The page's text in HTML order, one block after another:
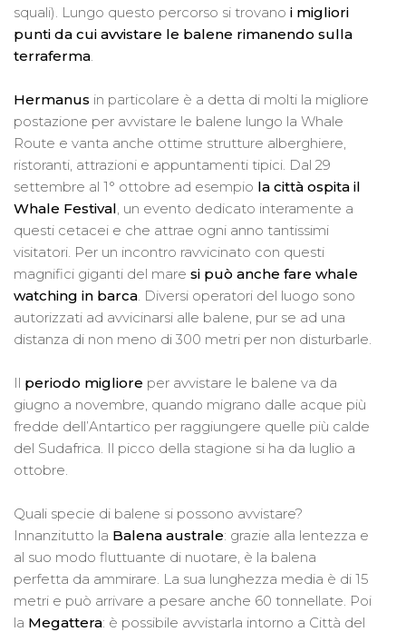
squali). Lungo questo percorso si trovano i migliori
punti da cui avvistare le balene rimanendo sulla
terraferma
Hermanus in particolare è a detta di molti la migliore
postazione per avvistare le balene lungo la Whale
Route e vanta anche ottime strutture alberghiere,
ristoranti, attrazioni e appuntamenti tipici. Dal 29
settembre al 1° ottobre ad esempio la città ospita il
Whale Festival , un evento dedicato interamente a
questi cetacei e che attrae ogni anno tantissimi
visitatori. Per un incontro ravvicinato con questi
magnifici giganti del mare si può anche fare whale
watching in barca . Diversi operatori del luogo sono
autorizzati ad avvicinarsi alle balene, pur se ad una
distanza di non meno di 300 metri per non disturbarle.
Il periodo migliore per avvistare le balene va da
giugno a novembre, quando migrano dalle acque più
fredde dell’Antartico per raggiungere quelle più calde
del Sudafrica. Il picco della stagione si ha da luglio a
ottobre.
Quali specie di balene si possono avvistare?
Innanzitutto la Balena australe: grazie alla lentezza e
al suo modo fluttuante di nuotare, è la balena
perfetta da ammirare. La sua lunghezza media è di 15
metri e può arrivare a pesare anche 60 tonnellate. Poi
la Megattera: è possibile avvistarla intorno a Città del